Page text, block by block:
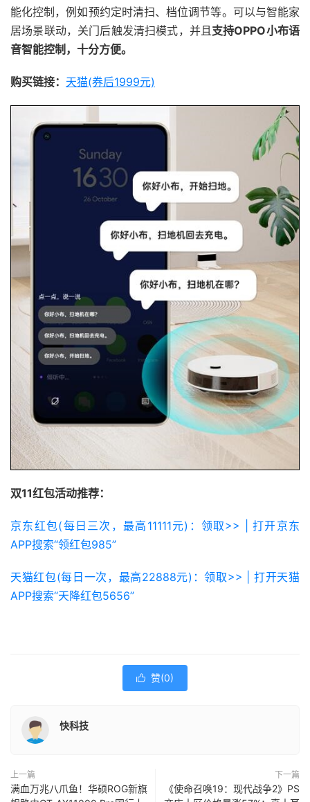
能化控制，例如预约定时清扫、档位调节等。可以与智能家
居场景联动，关门后触发清扫模式，并且 支持OPPO小布语
音智能控制，十分方便。
购买链接： 天猫(券后1999元)
双11红包活动推荐：
京东红包(每日三次，最高11111元)：领取>> | 打开京东
APP搜索“领红包985”
天猫红包(每日一次，最高22888元)：领取>> | 打开天猫
APP搜索“天降红包5656”
 赞(0)
快科技
上一篇
满血万兆八爪鱼！华硕ROG新旗
下一篇
《使命召唤19：现代战争2》PS